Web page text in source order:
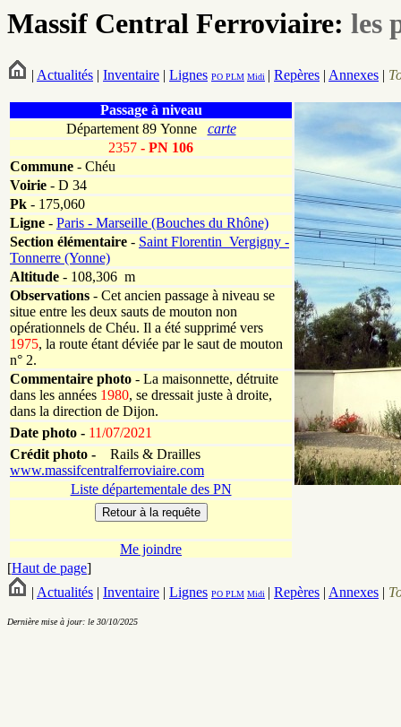
Massif Central Ferroviaire: les
| Actualités | Inventaire | Lignes PO PLM Midi | Repères | Annexes |
Passage à niveau
Département 89 Yonne carte
2357 - PN 106
Commune - Chéu
Voirie - D 34
Pk - 175,060
Ligne - Paris - Marseille (Bouches du Rhône)
Section élémentaire - Saint Florentin_Vergigny -
Tonnerre (Yonne)
Altitude - 108,306 m
Observations - Cet ancien passage à niveau se
situe entre les deux sauts de mouton non
opérationnels de Chéu. Il a été supprimé vers
1975, la route étant déviée par le saut de mouton
n° 2.
Commentaire photo - La maisonnette, détruite
dans les années 1980, se dressait juste à droite,
dans la direction de Dijon.
Date photo - 11/07/2021
Crédit photo - Rails & Drailles
www.massifcentralferroviaire.com
Liste départementale des PN
Me joindre
[Haut de page]
| Actualités | Inventaire | Lignes PO PLM Midi | Repères | Annexes |
Dernière mise à jour: le 30/10/2025